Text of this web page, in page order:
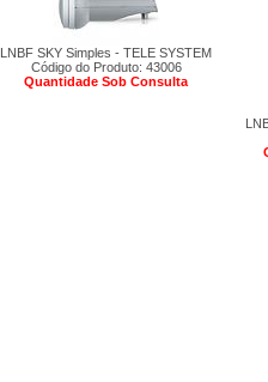
LNBF SKY Simples - TELE SYSTEM
Código do Produto: 43006
Quantidade Sob Consulta